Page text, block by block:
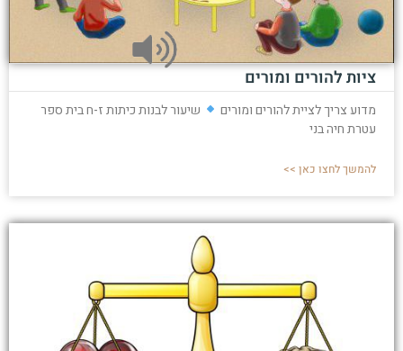
ציות להורים ומורים
מדוע צריך לציית להורים ומורים
שיעור לבנות כיתות ז-ח בית ספר
עטרת חיה בני
להמשך לחצו כאן >>